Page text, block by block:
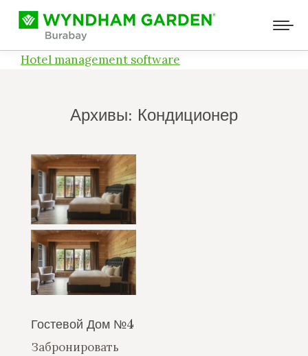
Hotel management software
Архивы: Кондиционер
Гостевой Дом №4
Забронировать